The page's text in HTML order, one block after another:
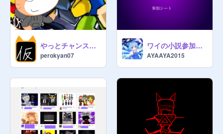
やっとチャンスのMLGスキンゲットしたぜ
perokyan07
ワイの小説参加シート
AYAAYA2015